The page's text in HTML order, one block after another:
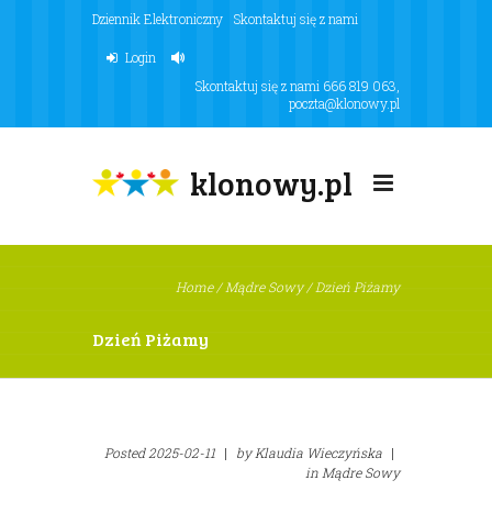
Dziennik Elektroniczny Skontaktuj się z nami
Login
Skontaktuj się z nami 666 819 063
poczta@klonowy.pl
klonowy.pl
Home/Mądre Sowy/Dzień Piżamy
Dzień Piżamy
Posted2025-02-11 | byKlaudia Wieczyńska |
inMądre Sowy